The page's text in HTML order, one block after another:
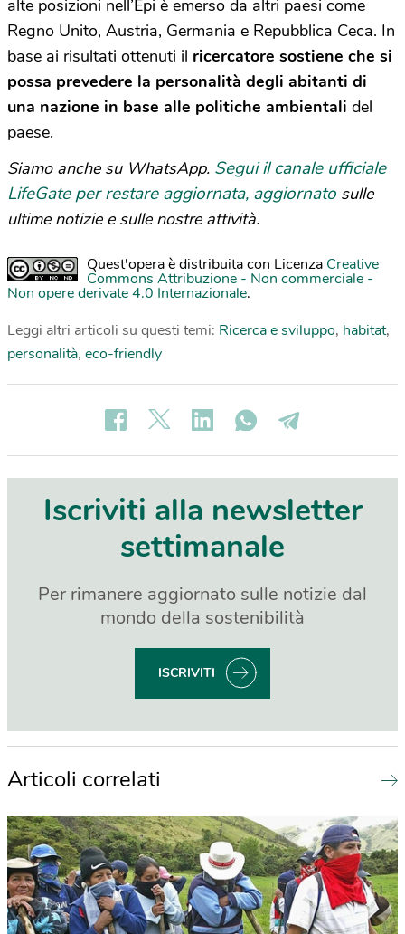
alte posizioni nell’Epi è emerso da altri paesi come
Regno Unito, Austria, Germania e Repubblica Ceca. In
base ai risultati ottenuti il ricercatore sostiene che si
possa prevedere la personalità degli abitanti di
una nazione in base alle politiche ambientali del
paese.
Siamo anche su WhatsApp. Segui il canale ufficiale
LifeGate per restare aggiornata, aggiornato sulle
ultime notizie e sulle nostre attività.
Quest'opera è distribuita con Licenza Creative
Commons Attribuzione - Non commerciale -
Non opere derivate 4.0 Internazionale.
Leggi altri articoli su questi temi: Ricerca e sviluppo, habitat,
personalità, eco-friendly
Iscriviti alla newsletter
settimanale
Per rimanere aggiornato sulle notizie dal
mondo della sostenibilità
ISCRIVITI
Articoli correlati